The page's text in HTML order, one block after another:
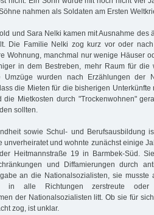
nahmen als Soldaten am Ersten
und Sara Nelki kamen mit Ausnahme des
Die Familie Nelki zog kurz vor oder
Wohnung, manchmal nur wenige Häuser
in dem Bestreben, mehr Raum für die
wurden nach Erzählungen der
die Mieten für die bisherigen Unterkünfte
die Mietkosten durch "Trockenwohnen"
sollten.
sowie Schul- und Berufsausbildung
unverheiratet und wohnte zunächst einige
Heitmannstraße 19 in Barmbek-Süd.
und Diffamierungen durch
an die Nationalsozialisten, sie musste
in alle Richtungen zerstreute
der Nationalsozialisten litt. Ob sie für
zog, ist unklar.